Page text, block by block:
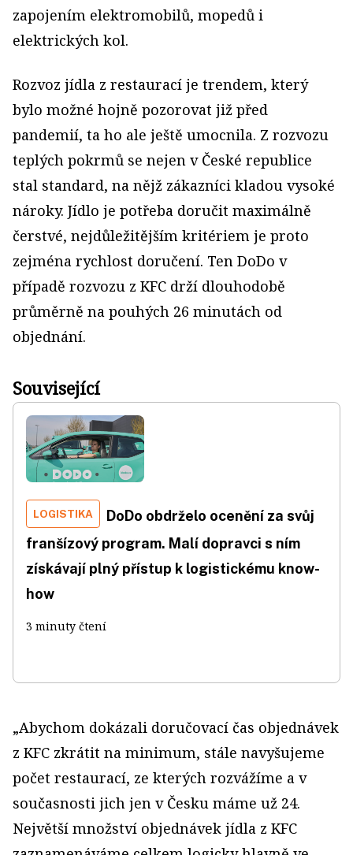
zapojením elektromobilů, mopedů i
elektrických kol.
Rozvoz jídla z restaurací je trendem, který
bylo možné hojně pozorovat již před
pandemií, ta ho ale ještě umocnila. Z rozvozu
teplých pokrmů se nejen v České republice
stal standard, na nějž zákazníci kladou vysoké
nároky. Jídlo je potřeba doručit maximálně
čerstvé, nejdůležitějším kritériem je proto
zejména rychlost doručení. Ten DoDo v
případě rozvozu z KFC drží dlouhodobě
průměrně na pouhých 26 minutách od
objednání.
Související
LOGISTIKA
DoDo obdrželo ocenění za svůj
franšízový program. Malí dopravci s ním
získávají plný přístup k logistickému know-
how
3 minuty čtení
„Abychom dokázali doručovací čas objednávek
z KFC zkrátit na minimum, stále navyšujeme
počet restaurací, ze kterých rozvážíme a v
současnosti jich jen v Česku máme už 24.
Největší množství objednávek jídla z KFC